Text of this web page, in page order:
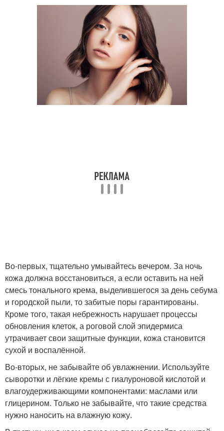
Во-первых, тщательно умывайтесь вечером. За ночь
кожа должна восстановиться, а если оставить на ней
смесь тонального крема, выделившегося за день себума
и городской пыли, то забитые поры гарантированы.
Кроме того, такая небрежность нарушает процессы
обновления клеток, а роговой слой эпидермиса
утрачивает свои защитные функции, кожа становится
сухой и воспалённой.
Во-вторых, не забывайте об увлажнении. Используйте
сыворотки и лёгкие кремы с гиалуроновой кислотой и
влагоудерживающими компонентами: маслами или
глицерином. Только не забывайте, что такие средства
нужно наносить на влажную кожу.